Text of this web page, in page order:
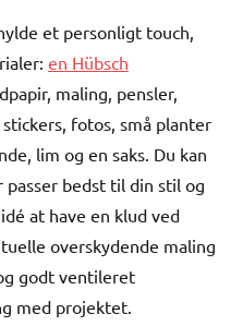
et personligt touch,
en Hübsch
maling, pensler,
fotos, små planter
lim og en saks. Du kan
bedst til din stil og
at have en klud ved
overskydende maling
godt ventileret
med projektet.